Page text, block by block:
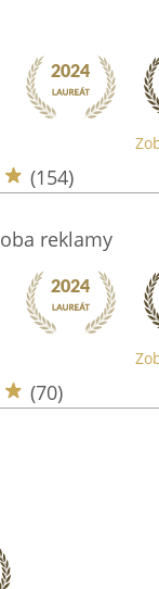
(154)
reklamy
(70)